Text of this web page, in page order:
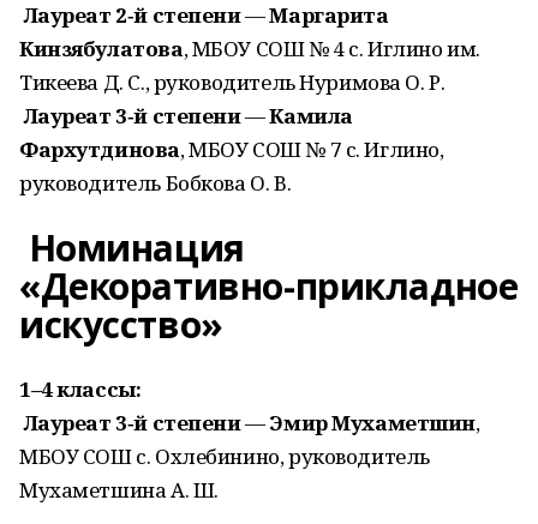
Лауреат 2‑й степени—Маргарита
Кинзябулатова, МБОУ СОШ № 4 с. Иглино им.
Тикеева Д. С., руководитель Нуримова О. Р.
Лауреат 3‑й степени—Камила
Фархутдинова, МБОУ СОШ № 7 с. Иглино,
руководитель Бобкова О. В.
Номинация
«Декоративно‑прикладное
искусство»
1–4 классы:
Лауреат 3‑й степени—Эмир Мухаметшин,
МБОУ СОШ с. Охлебинино, руководитель
Мухаметшина А. Ш.